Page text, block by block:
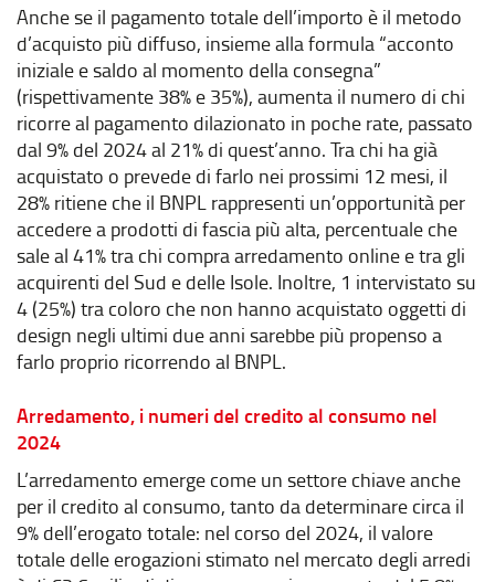
Anche se il pagamento totale dell’importo è il metodo
d’acquisto più diffuso, insieme alla formula “acconto
iniziale e saldo al momento della consegna”
(rispettivamente 38% e 35%), aumenta il numero di chi
ricorre al pagamento dilazionato in poche rate, passato
dal 9% del 2024 al 21% di quest’anno. Tra chi ha già
acquistato o prevede di farlo nei prossimi 12 mesi, il
28% ritiene che il BNPL rappresenti un’opportunità per
accedere a prodotti di fascia più alta, percentuale che
sale al 41% tra chi compra arredamento online e tra gli
acquirenti del Sud e delle Isole. Inoltre, 1 intervistato su
4 (25%) tra coloro che non hanno acquistato oggetti di
design negli ultimi due anni sarebbe più propenso a
farlo proprio ricorrendo al BNPL.
Arredamento, i numeri del credito al consumo nel
2024
L’arredamento emerge come un settore chiave anche
per il credito al consumo, tanto da determinare circa il
9% dell’erogato totale: nel corso del 2024, il valore
totale delle erogazioni stimato nel mercato degli arredi